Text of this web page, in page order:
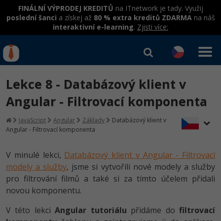
FINÁLNÍ VÝPRODEJ KREDITŮ na ITnetwork je tady. Využij
poslední šanci a získej až 80 % extra kreditů ZDARMAna náš
interaktivní e-learning. Zjisti více:
Rekvalifikace a kurzy
hrazené úřadem práce
Workshopy zdarma
Datová analýza v praxi
Školení
Základy programování
Objektové programování - OOP
Umělá inteligence
Školení dle technologií
C# .NET
Java
Kurzy IT profesí
Junior programátor
Programátor WWW aplikací
Senior programátor
Jak začít?
Java -80%
C#.NET
Přihlásit se | Registrovat
Lekce 8 - Databázový klient v
Angular - Filtrovací komponenta
JavaScript Angular Základy
Databázový klient v
Angular - Filtrovací komponenta
V minulé lekci, Databázový klient v Angular - Filtrovací
modely a služby, jsme si vytvořili nové modely a služby
pro filtrování filmů a také si za tímto účelem přidali
novou komponentu.
V této lekciAngular tutoriálu přidáme dofiltrovací